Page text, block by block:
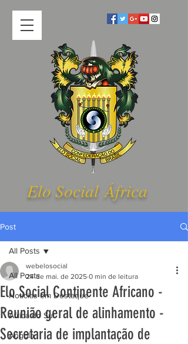
Elo Social África
Post
All Posts
Notícias em Destaque
África do Sul
Angola
All Posts
Elo Social Continente Africano -
Reunião geral de alinhamento -
Secretaria de implantação de
webelosocial
24 de mai. de 2025 0 min de leitura